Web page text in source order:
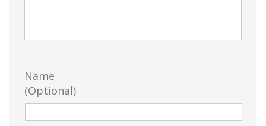
Name
(Optional)